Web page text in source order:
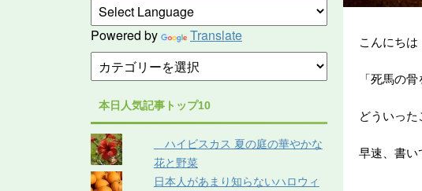
こんにちは
「死馬の
どういっ
早速、書い
Powered by Translate
本日人気記事トップ10
ハイビスカス 夏の庭の華やかな
花と野菜
日本人があまり知らないハロウィ